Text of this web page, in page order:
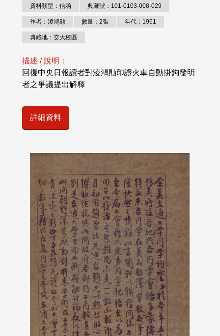
資料類型：信函 典藏號：101-0103-008-029
作者：淩鴻勛 數量：2張 年代：1961
典藏地：交大校區
描述 / 說明：
回復中央日報讀者對淩鴻勛印證火車自動掛鉤發明
者之爭議提出解釋
詳細資料